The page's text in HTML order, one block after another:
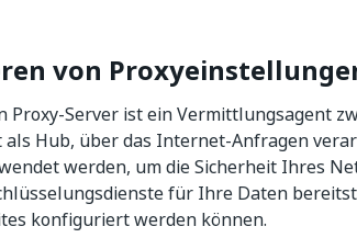
von
Proxy-Server ist ein Vermittlungsagent
als Hub, über das Internet-Anfragen
werden, um die Sicherheit Ihres
für Ihre Daten
konfiguriert werden können.